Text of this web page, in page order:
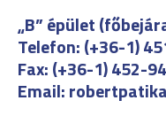
„B” épület
Telefon: (+36-1)
Fax: (+36-1) 452-
Email: